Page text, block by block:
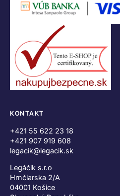
KONTAKT
+421 55 622 23 18
+421 907 919 608
legacik@legacik.sk
Legáčik s.r.o
Hrnčiarska 2/A
04001 Košice